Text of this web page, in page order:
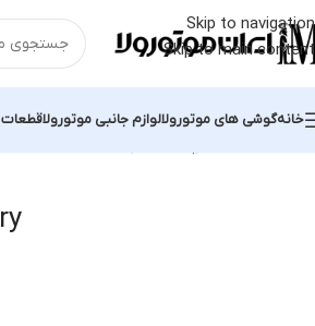
Skip to navigation
Skip to main content
خانهگوشی های موتورولالوازم جانبی موتورولاقطعات